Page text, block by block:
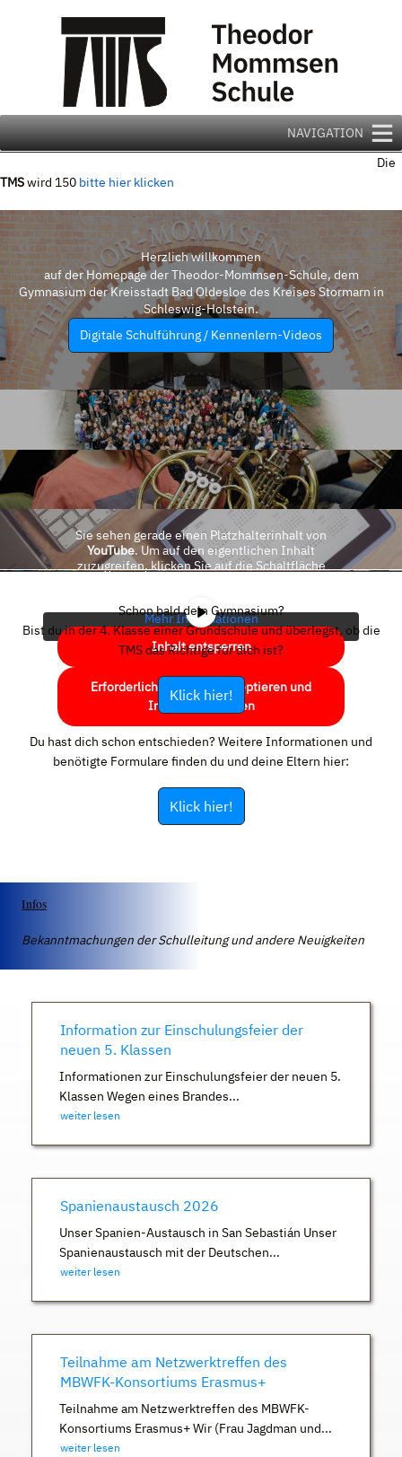
NAVIGATION
Die
TMSwird 150 bitte hier klicken
Herzlich willkommen
auf der Homepage der Theodor-Mommsen-Schule, dem
Gymnasium der Kreisstadt Bad Oldesloe des Kreises Stormarn in
Schleswig-Holstein.
Digitale Schulführung / Kennenlern-Videos
Sie sehen gerade einen Platzhalterinhalt von
YouTube. Um auf den eigentlichen Inhalt
zuzugreifen, klicken Sie auf die Schaltfläche
Mehr Informationen
Inhalt entsperren
Erforderlichen Service akzeptieren und
Inhalte entsperren
Schon bald dein Gymnasium?
Bist du in der 4. Klasse einer Grundschule und überlegst, ob die
TMS das Richtige für dich ist?
Klick hier!
Du hast dich schon entschieden? Weitere Informationen und
benötigte Formulare finden du und deine Eltern hier:
Klick hier!
Infos
Bekanntmachungen der Schulleitung und andere Neuigkeiten
Information zur Einschulungsfeier der
neuen 5. Klassen
Informationen zur Einschulungsfeier der neuen 5.
Klassen Wegen eines Brandes...
weiter lesen
Spanienaustausch 2026
Unser Spanien-Austausch in San Sebastián Unser
Spanienaustausch mit der Deutschen...
weiter lesen
Teilnahme am Netzwerktreffen des
MBWFK-Konsortiums Erasmus+
Teilnahme am Netzwerktreffen des MBWFK-
Konsortiums Erasmus+ Wir (Frau Jagdman und...
weiter lesen